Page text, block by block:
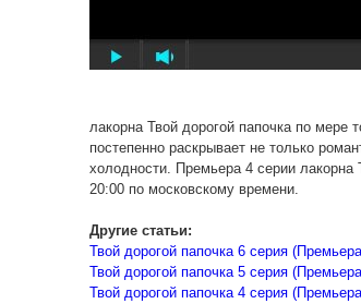
лакорна Твой дорогой папочка по мере
постепенно раскрывает не только
холодности. Премьера 4 серии
20:00 по московскому времени.
Другие статьи:
Твой дорогой папочка 6 серия
Твой дорогой папочка 5 серия
Твой дорогой папочка 4 серия